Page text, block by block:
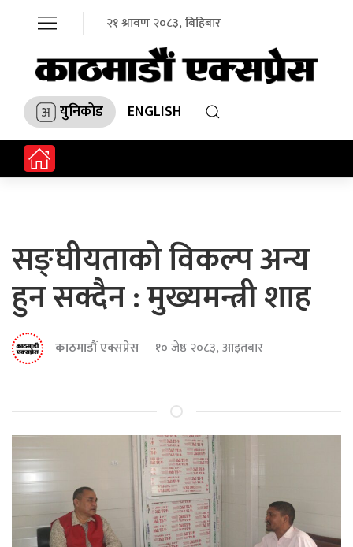
२१ श्रावण २०८३, बिहिबार
युनिकोड ENGLISH
सङ्घीयताको विकल्प अन्य
हुन सक्दैन : मुख्यमन्त्री शाह
काठमाडौं एक्सप्रेस १० जेष्ठ २०८३, आइतबार